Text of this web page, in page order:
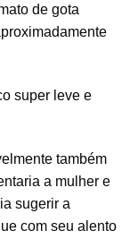
de gota
super leve e
também
a mulher e
sugerir a
com seu alento